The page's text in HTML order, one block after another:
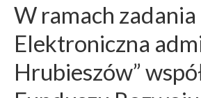
W ramach
Elektroniczna
Hrubieszów”